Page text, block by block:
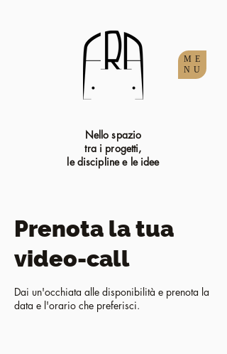
ME
NU
Nello spazio
tra i progetti,
le discipline e le idee
Prenota la tua
video-call
Dai un'occhiata alle disponibilità e prenota la
data e l'orario che preferisci.